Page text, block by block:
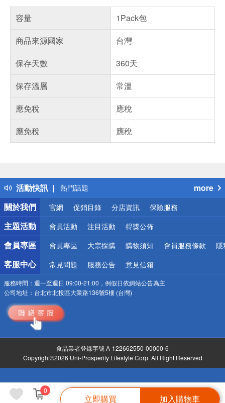
0
立即購買 加入購物車
容量
1Pack包
商品來源國家
台灣
保存天數
360天
保存溫層
常溫
應免稅
應稅
應免稅
應稅
活動快訊
得獎公告
熱門話題
銀行優惠
偏遠地區配送
詐騙網頁！請小心！
more
關於我們
官網 促銷目錄 分店資訊 保險服務
主題活動 會員活動 注目活動 得獎公佈
會員專區 會員專區 大宗採購 購物須知 會員服務條款 隱
客服中心 常見問題 服務公告 意見信箱
服務時間： 週一至週日 09:00-21:00，例假日依網站公告為主
公司地址： 台北市北投區大業路136號5樓 (台灣)
食品業者登錄字號 A-122662550-00000-6
Copyright©2026 Uni-Prosperity Lifestyle Corp. All Right Reserved